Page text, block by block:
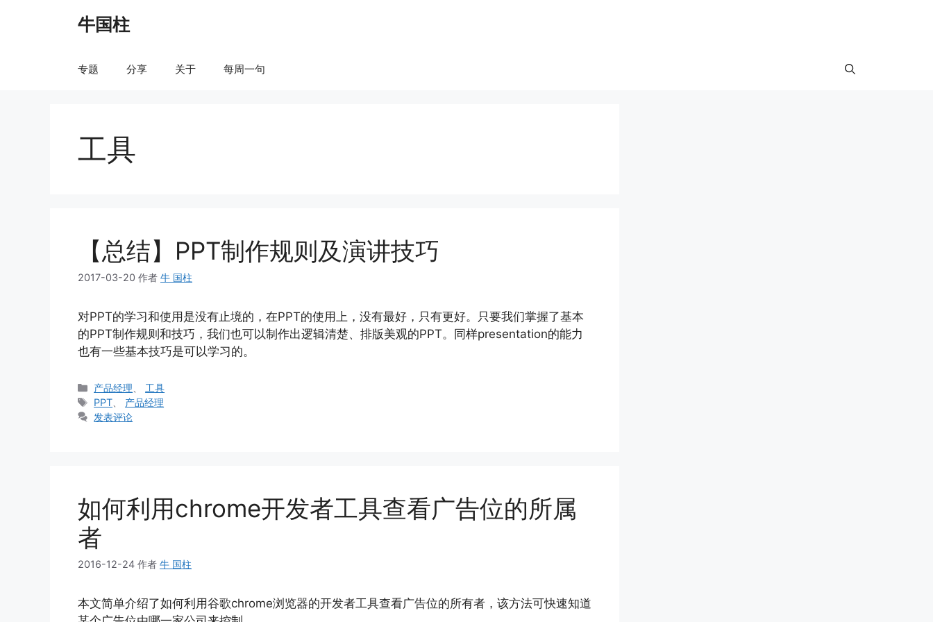
牛国柱
专题 分享 关于 每周一句
工具
【总结】PPT制作规则及演讲技巧
2017-03-20 作者 牛 国柱
对PPT的学习和使用是没有止境的，在PPT的使用上，没有最好，只有更好。只要我们掌握了基本
的PPT制作规则和技巧，我们也可以制作出逻辑清楚、排版美观的PPT。同样presentation的能力
也有一些基本技巧是可以学习的。
分
类
产品经理
工具
标
签
PPT
产品经理
发表评论
如何利用chrome开发者工具查看广告位的所属
者
2016-12-24 作者 牛 国柱
本文简单介绍了如何利用谷歌chrome浏览器的开发者工具查看广告位的所有者，该方法可快速知道